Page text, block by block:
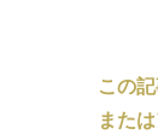
この
また